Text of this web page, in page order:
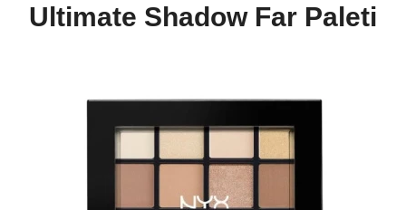
Ultimate Shadow Far Paleti